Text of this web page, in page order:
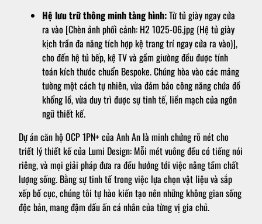
Hệ lưu trữ thông minh tàng hình:Từ tủ giày ngay cửa
ra vào [Chèn ảnh phối cảnh: H2 1025-06.jpg (Hệ tủ giày
kịch trần đa năng tích hợp kệ trang trí ngay cửa ra vào)],
cho đến hệ tủ bếp, kệ TV và gầm giường đều được tính
toán kích thước chuẩn Bespoke. Chúng hòa vào các mảng
tường một cách tự nhiên, vừa đảm bảo công năng chứa đồ
khổng lồ, vừa duy trì được sự tinh tế, liền mạch của ngôn
ngữ thiết kế.
Dự án căn hộ OCP 1PN+ của Anh An là minh chứng rõ nét cho
triết lý thiết kế của Lumi Design: Mỗi mét vuông đều có tiếng nói
riêng, và mọi giải pháp đưa ra đều hướng tới việc nâng tầm chất
lượng sống. Bằng sự tinh tế trong việc lựa chọn vật liệu và sắp
xếp bố cục, chúng tôi tự hào kiến tạo nên những không gian sống
độc bản, mang đậm dấu ấn cá nhân của từng vị gia chủ.